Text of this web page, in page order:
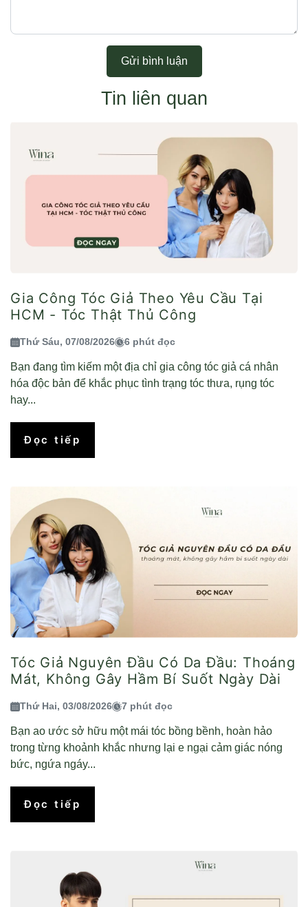
Gửi bình luận
Tin liên quan
Gia Công Tóc Giả Theo Yêu Cầu Tại
HCM - Tóc Thật Thủ Công
Thứ Sáu, 07/08/2026 6 phút đọc
Bạn đang tìm kiếm một địa chỉ gia công tóc giả cá nhân
hóa độc bản để khắc phục tình trạng tóc thưa, rụng tóc
hay...
Đọc tiếp
Tóc Giả Nguyên Đầu Có Da Đầu: Thoáng
Mát, Không Gây Hầm Bí Suốt Ngày Dài
Thứ Hai, 03/08/2026 7 phút đọc
Bạn ao ước sở hữu một mái tóc bồng bềnh, hoàn hảo
trong từng khoảnh khắc nhưng lại e ngại cảm giác nóng
bức, ngứa ngáy...
Đọc tiếp